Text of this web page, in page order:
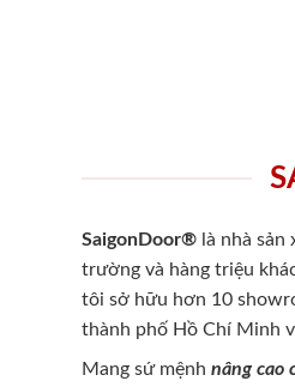
SaigonDoor® là nhà
trường và hàng triệu
tôi sở hữu hơn 10
thành phố Hồ Chí Minh
Mang sứ mệnh nâng cao